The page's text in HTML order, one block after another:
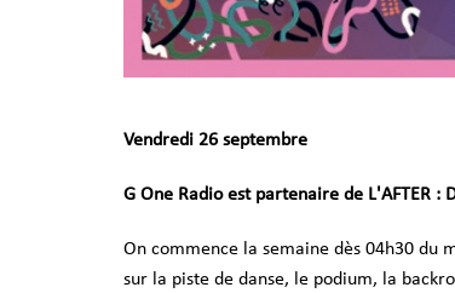
Vendredi 26 septembre
G One Radio est partenaire de L'AFTER :
On commence la semaine dès 04h30 du
sur la piste de danse, le podium, la